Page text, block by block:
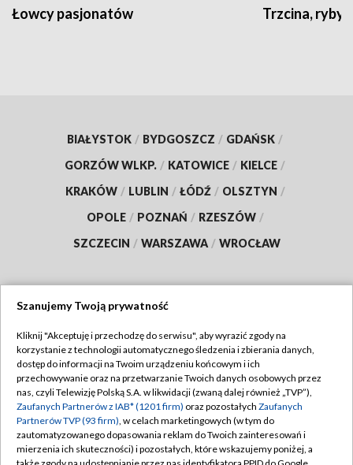
Łowcy pasjonatów Trzcina, ryby
BIAŁYSTOK / BYDGOSZCZ / GDAŃSK /
GORZÓW WLKP. / KATOWICE / KIELCE /
KRAKÓW / LUBLIN / ŁÓDŹ / OLSZTYN /
OPOLE / POZNAŃ / RZESZÓW /
SZCZECIN / WARSZAWA / WROCŁAW
TVP
Abonament TVP
Emisja w TVP
Centrum informacji TVP
Naziemna Telewizja Cyfrowa
Regulamin TVP
Polityka prywatności
Moje zgody
Pomoc
Szanujemy Twoją prywatność
Kliknij "Akceptuję i przechodzę do serwisu", aby wyrazić zgody na
korzystanie z technologii automatycznego śledzenia i zbierania danych,
dostęp do informacji na Twoim urządzeniu końcowym i ich
przechowywanie oraz na przetwarzanie Twoich danych osobowych przez
nas, czyli Telewizję Polską S.A. w likwidacji (zwaną dalej również „TVP”),
Zaufanych Partnerów z IAB* (1201 firm) oraz pozostałych Zaufanych
Partnerów TVP (93 firm), w celach marketingowych (w tym do
zautomatyzowanego dopasowania reklam do Twoich zainteresowań i
mierzenia ich skuteczności) i pozostałych, które wskazujemy poniżej, a